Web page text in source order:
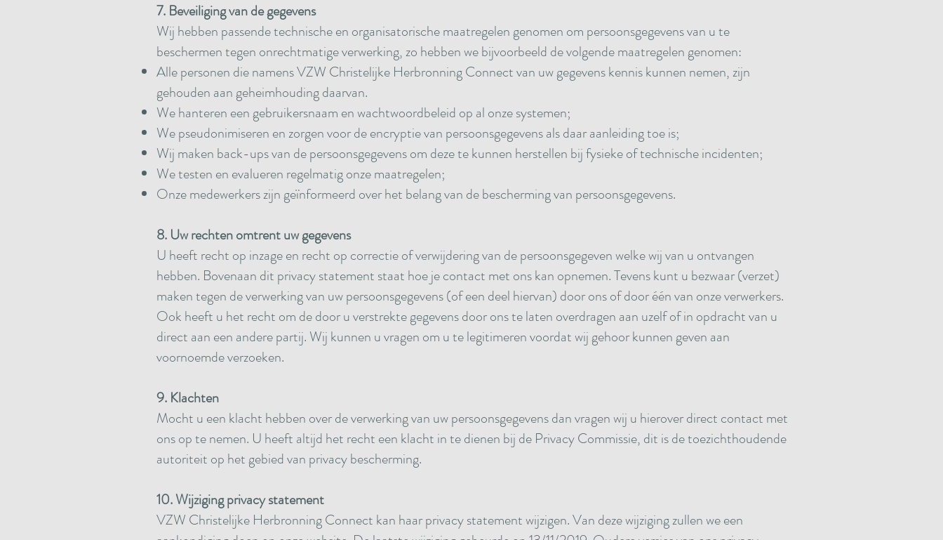
7. Beveiliging van de gegevens
Wij hebben passende technische en organisatorische maatregelen genomen om persoonsgegevens van u te
beschermen tegen onrechtmatige verwerking, zo hebben we bijvoorbeeld de volgende maatregelen genomen:
Alle personen die namens VZW Christelijke Herbronning Connect van uw gegevens kennis kunnen nemen, zijn
gehouden aan geheimhouding daarvan.
We hanteren een gebruikersnaam en wachtwoordbeleid op al onze systemen;
We pseudonimiseren en zorgen voor de encryptie van persoonsgegevens als daar aanleiding toe is;
Wij maken back-ups van de persoonsgegevens om deze te kunnen herstellen bij fysieke of technische incidenten;
We testen en evalueren regelmatig onze maatregelen;
Onze medewerkers zijn geïnformeerd over het belang van de bescherming van persoonsgegevens.
8. Uw rechten omtrent uw gegevens
U heeft recht op inzage en recht op correctie of verwijdering van de persoonsgegeven welke wij van u ontvangen
hebben. Bovenaan dit privacy statement staat hoe je contact met ons kan opnemen. Tevens kunt u bezwaar (verzet)
maken tegen de verwerking van uw persoonsgegevens (of een deel hiervan) door ons of door één van onze verwerkers.
Ook heeft u het recht om de door u verstrekte gegevens door ons te laten overdragen aan uzelf of in opdracht van u
direct aan een andere partij. Wij kunnen u vragen om u te legitimeren voordat wij gehoor kunnen geven aan
voornoemde verzoeken.
9. Klachten
Mocht u een klacht hebben over de verwerking van uw persoonsgegevens dan vragen wij u hierover direct contact met
ons op te nemen. U heeft altijd het recht een klacht in te dienen bij de Privacy Commissie, dit is de toezichthoudende
autoriteit op het gebied van privacy bescherming.
10. Wijziging privacy statement
VZW Christelijke Herbronning Connect kan haar privacy statement wijzigen. Van deze wijziging zullen we een